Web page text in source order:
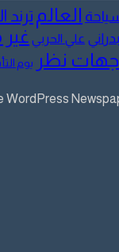
العالم ترند
علي الحربي
نظر يوم
WordPress